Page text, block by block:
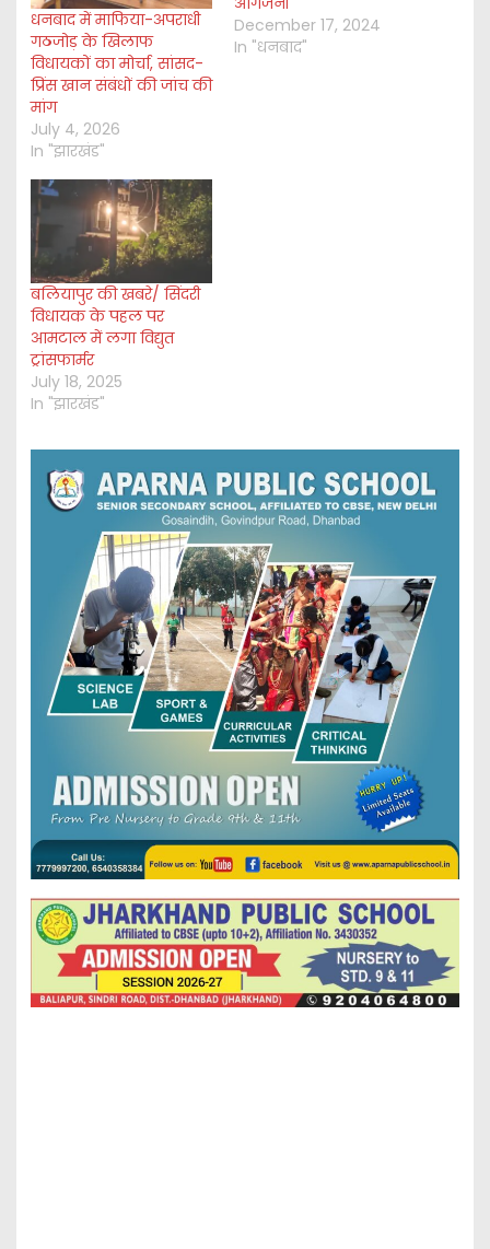
धनबाद में माफिया-अपराधी
गठजोड़ के खिलाफ
विधायकों का मोर्चा, सांसद-
प्रिंस खान संबंधों की जांच की
मांग
July 4, 2026
In "झारखंड"
December 17, 2024
In "धनबाद"
बलियापुर की खबरे/ सिंदरी
विधायक के पहल पर
आमटाल में लगा विद्युत
ट्रांसफार्मर
July 18, 2025
In "झारखंड"